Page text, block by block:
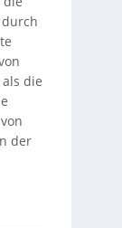
die
der